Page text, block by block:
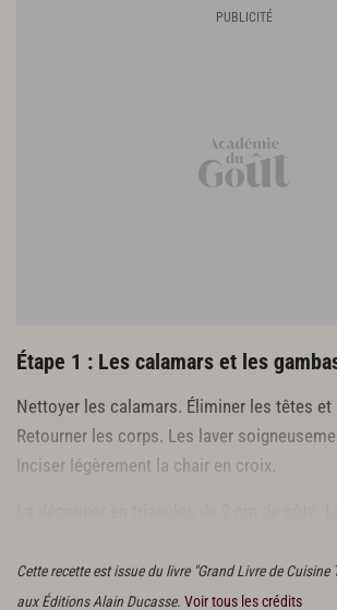
La pulpe de citron confit
Étape 1 : Les calamars et les
Nettoyer les calamars. Éliminer les têtes
Retourner les corps. Les laver
Inciser légèrement la chair en croix.
Cette recette est issue du livre "Grand Livre de Cuisine
aux Éditions Alain Ducasse. Voir tous les crédits